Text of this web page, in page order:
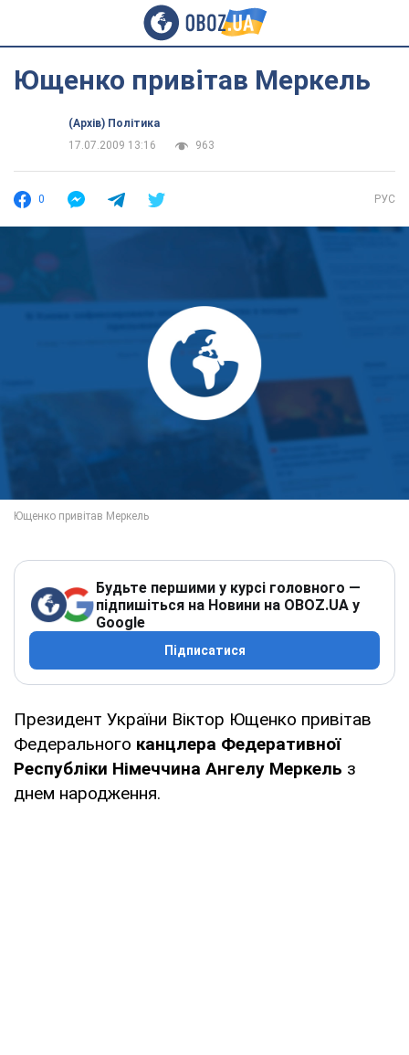
Ющенко привітав Меркель
(Архів) Політика
17.07.2009 13:16
963
0 РУС
Будьте першими у курсі головного —
підпишіться на Новини на OBOZ.UA у
Google
Підписатися
Президент України Віктор Ющенко привітав
Федерального канцлера Федеративної
Республіки Німеччина Ангелу Меркель з
днем народження.